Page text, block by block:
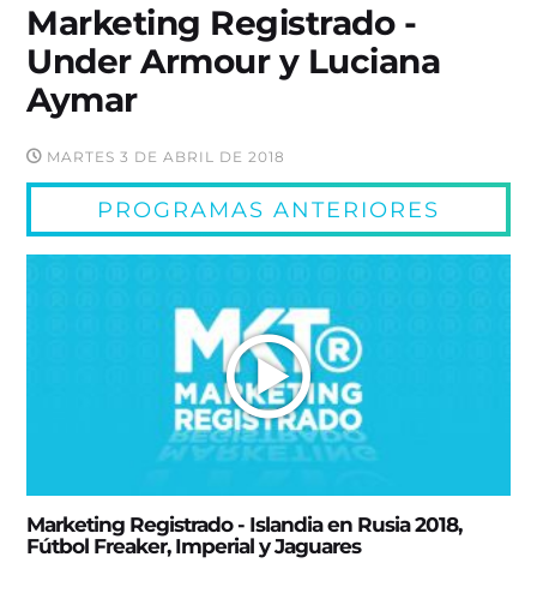
Marketing Registrado -
Under Armour y Luciana
Aymar
MARTES 3 DE ABRIL DE 2018
PROGRAMAS ANTERIORES
Marketing Registrado - Islandia en Rusia 2018,
Fútbol Freaker, Imperial y Jaguares